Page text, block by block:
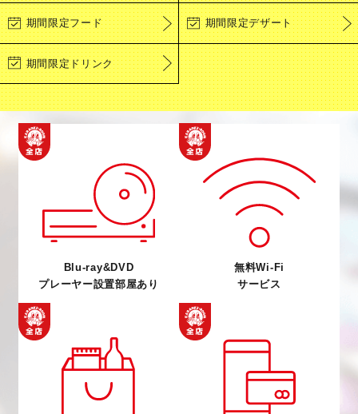
期間限定フード 期間限定デザート
期間限定ドリンク
Blu-ray&DVD
プレーヤー設置部屋あり
無料Wi-Fi
サービス